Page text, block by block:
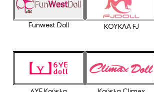
Funwest Doll ΚΟΥΚΛΑ FJ